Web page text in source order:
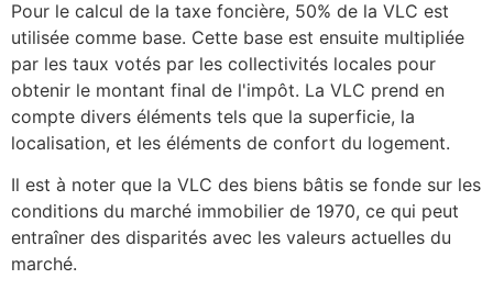
Pour le calcul de la taxe foncière, 50% de la VLC est
utilisée comme base. Cette base est ensuite multipliée
par les taux votés par les collectivités locales pour
obtenir le montant final de l'impôt. La VLC prend en
compte divers éléments tels que la superficie, la
localisation, et les éléments de confort du logement.
Il est à noter que la VLC des biens bâtis se fonde sur les
conditions du marché immobilier de 1970, ce qui peut
entraîner des disparités avec les valeurs actuelles du
marché.